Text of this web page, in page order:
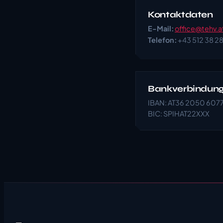
Kontaktdaten
E-Mail:
Telefon: +43 512 38
IBAN: AT36 2050
BIC: SPIHAT22XXX